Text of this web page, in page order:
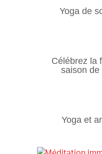
Yoga de
Célébrez la
saison de
Yoga et